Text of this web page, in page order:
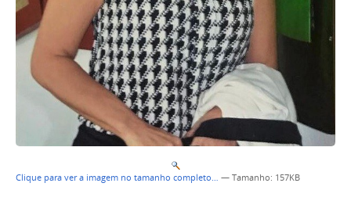
Clique para ver a imagem no tamanho completo… — Tamanho: 157KB